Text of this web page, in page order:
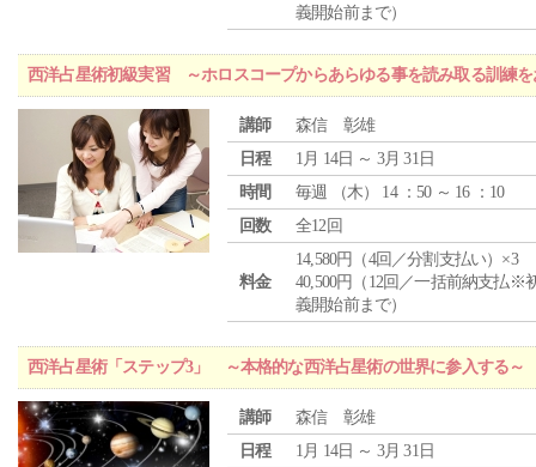
義開始前まで）
西洋占星術初級実習 ～ホロスコープからあらゆる事を読み取る訓練を
講師
森信 彰雄
日程
1月 14日 ～ 3月 31日
時間
毎週 （木） 14 ：50 ～ 16 ：10
回数
全12回
料金
14,580円（4回／分割支払い）×3
40,500円（12回／一括前納支払※
義開始前まで）
西洋占星術「ステップ3」 ～本格的な西洋占星術の世界に参入する～
講師
森信 彰雄
日程
1月 14日 ～ 3月 31日